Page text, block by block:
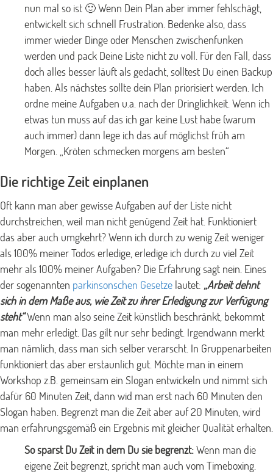
nun mal so ist 🙂 Wenn Dein Plan aber immer fehlschägt,
entwickelt sich schnell Frustration. Bedenke also, dass
immer wieder Dinge oder Menschen zwischenfunken
werden und pack Deine Liste nicht zu voll. Für den Fall, dass
doch alles besser läuft als gedacht, solltest Du einen Backup
haben. Als nächstes sollte dein Plan priorisiert werden. Ich
ordne meine Aufgaben u.a. nach der Dringlichkeit. Wenn ich
etwas tun muss auf das ich gar keine Lust habe (warum
auch immer) dann lege ich das auf möglichst früh am
Morgen. „Kröten schmecken morgens am besten“
Die richtige Zeit einplanen
Oft kann man aber gewisse Aufgaben auf der Liste nicht
durchstreichen, weil man nicht genügend Zeit hat. Funktioniert
das aber auch umgkehrt? Wenn ich durch zu wenig Zeit weniger
als 100% meiner Todos erledige, erledige ich durch zu viel Zeit
mehr als 100% meiner Aufgaben? Die Erfahrung sagt nein. Eines
der sogenannten parkinsonschen Gesetze lautet: „Arbeit dehnt
sich in dem Maße aus, wie Zeit zu ihrer Erledigung zur Verfügung
steht“Wenn man also seine Zeit künstlich beschränkt, bekommt
man mehr erledigt. Das gilt nur sehr bedingt. Irgendwann merkt
man nämlich, dass man sich selber verarscht. In Gruppenarbeiten
funktioniert das aber erstaunlich gut. Möchte man in einem
Workshop z.B. gemeinsam ein Slogan entwickeln und nimmt sich
dafür 60 Minuten Zeit, dann wid man erst nach 60 Minuten den
Slogan haben. Begrenzt man die Zeit aber auf 20 Minuten, wird
man erfahrungsgemäß ein Ergebnis mit gleicher Qualität erhalten.
So sparst Du Zeit in dem Du sie begrenzt:Wenn man die
eigene Zeit begrenzt, spricht man auch vom Timeboxing.